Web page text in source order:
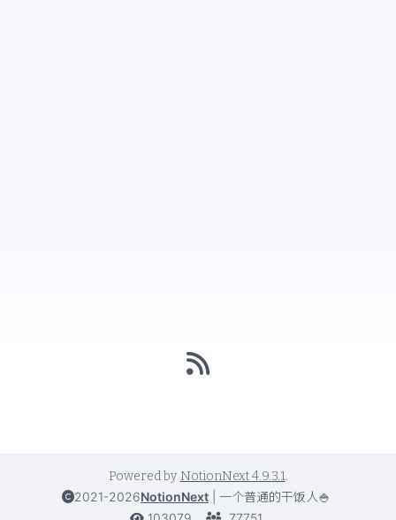
Powered by NotionNext4.9.3.1.
2021-2026NotionNext
一个普通的干饭人🍚